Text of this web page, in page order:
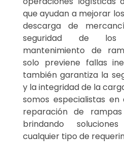
que ayudan a mejorar
descarga de
seguridad de los
mantenimiento de
solo previene fallas
también garantiza la
y la integridad de la
somos especialistas
reparación de rampas
brindando
cualquier tipo de